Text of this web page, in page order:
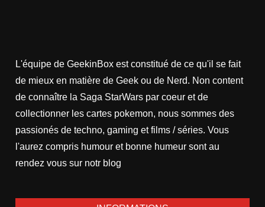
L'équipe de GeekinBox est constitué de ce qu'il se fait
de mieux en matière de Geek ou de Nerd. Non content
de connaître la Saga StarWars par coeur et de
collectionner les cartes pokemon, nous sommes des
passionés de techno, gaming et films / séries. Vous
l'aurez compris humour et bonne humeur sont au
rendez vous sur notr blog